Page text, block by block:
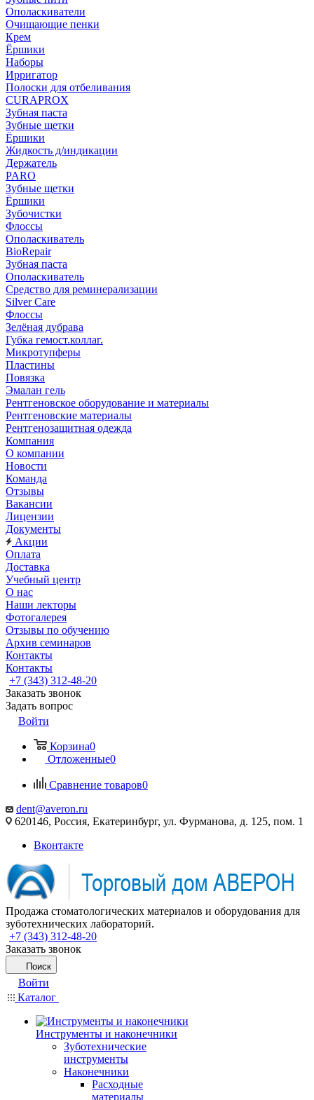
Ополаскиватели
Очищающие пенки
Крем
Ёршики
Наборы
Ирригатор
Полоски для отбеливания
CURAPROX
Зубная паста
Зубные щетки
Ёршики
Жидкость д/индикации
Держатель
PARO
Зубные щетки
Ёршики
Зубочистки
Флоссы
Ополаскиватель
BioRepair
Зубная паста
Ополаскиватель
Средство для реминерализации
Silver Care
Флоссы
Зелёная дубрава
Губка гемост.коллаг.
Микротупферы
Пластины
Повязка
Эмалан гель
Рентгеновское оборудование и материалы
Рентгеновские материалы
Рентгенозащитная одежда
Компания
О компании
Новости
Команда
Отзывы
Вакансии
Лицензии
Документы
Акции
Оплата
Доставка
Учебный центр
О нас
Наши лекторы
Фотогалерея
Отзывы по обучению
Архив семинаров
Контакты
Контакты
+7 (343) 312-48-20
Заказать звонок
Задать вопрос
Войти
Корзина0
Отложенные0
Сравнение товаров0
dent@averon.ru
620146, Россия, Екатеринбург, ул. Фурманова, д. 125, пом. 1
Вконтакте
Продажа стоматологических материалов и оборудования для
зуботехнических лабораторий.
+7 (343) 312-48-20
Заказать звонок
Поиск
Войти
Каталог
Инструменты и наконечники
Зуботехнические
инструменты
Наконечники
Расходные
материалы